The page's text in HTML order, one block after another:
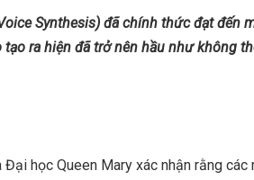
Synthesis) đã chính thức đạt đến
ra hiện đã trở nên hầu như không
học Queen Mary xác nhận rằng